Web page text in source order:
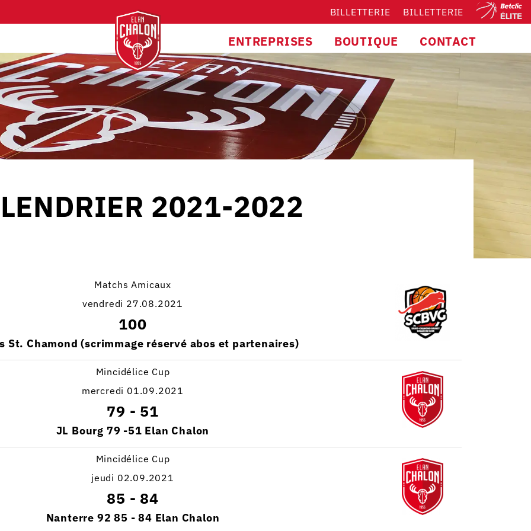
BILLETTERIE BILLETTERIE
ENTREPRISES BOUTIQUE CONTACT
2021-2022
Matchs Amicaux
vendredi 27.08.2021
100
St. Chamond (scrimmage réservé abos et partenaires)
Mincidélice Cup
mercredi 01.09.2021
79 - 51
JL Bourg 79 -51 Elan Chalon
Mincidélice Cup
jeudi 02.09.2021
85 - 84
Nanterre 92 85 - 84 Elan Chalon